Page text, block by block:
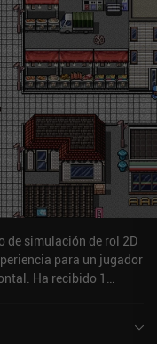
que no podemos
que la agricultura y
aunque jugar con
deseando que
fueran un poco más
el guardado
La forma en
en grupo, la
en algo más que
con cualquiera de estos
Chronomon
la pena para cualquiera
de domar monstruos
de simulación de rol 2D
para un jugador
Ha recibido 1